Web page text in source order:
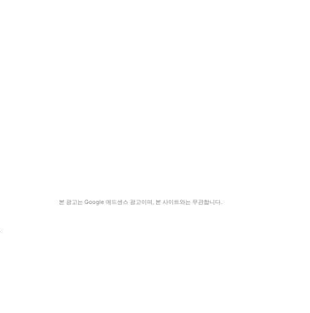
본 광고는 Google 애드센스 광고이며, 본 사이트와는 무관합니다.